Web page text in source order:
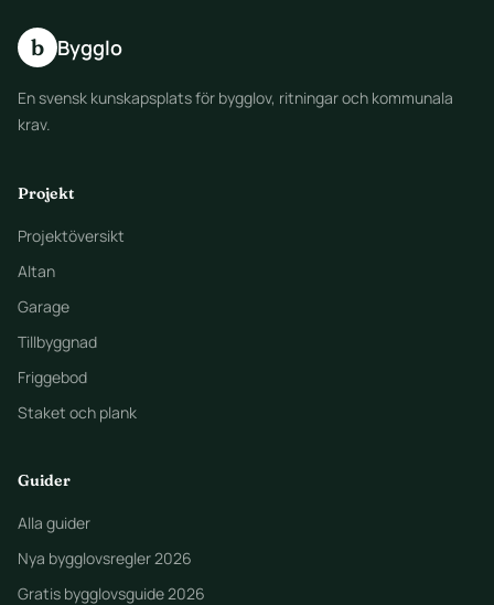
b Bygglo
En svensk kunskapsplats för bygglov, ritningar och kommunala
krav.
Projekt
Projektöversikt
Altan
Garage
Tillbyggnad
Friggebod
Staket och plank
Guider
Alla guider
Nya bygglovsregler 2026
Gratis bygglovsguide 2026